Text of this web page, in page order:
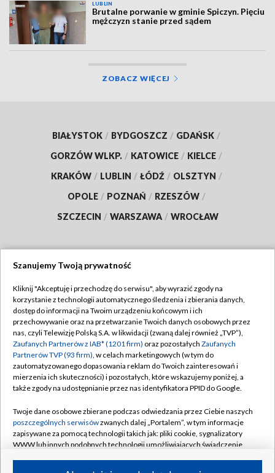
LUBLIN
Brutalne porwanie w gminie Spiczyn. Pięciu
mężczyzn stanie przed sądem
ZOBACZ WIĘCEJ
BIAŁYSTOK / BYDGOSZCZ / GDAŃSK /
GORZÓW WLKP. / KATOWICE / KIELCE /
KRAKÓW / LUBLIN / ŁÓDŹ / OLSZTYN /
OPOLE / POZNAŃ / RZESZÓW /
SZCZECIN / WARSZAWA / WROCŁAW
TVP
Abonament TVP
Emisja w TVP
Centrum informacji TVP
Naziemna Telewizja Cyfrowa
Rada Programowa
System NOS
Informacje o nadawcy
Regulamin TVP
Polityka prywatności
Moje zgody
Pomoc
Kontakt
Kanały
Szanujemy Twoją prywatność
Kliknij "Akceptuję i przechodzę do serwisu", aby wyrazić zgody na
korzystanie z technologii automatycznego śledzenia i zbierania danych,
dostęp do informacji na Twoim urządzeniu końcowym i ich
przechowywanie oraz na przetwarzanie Twoich danych osobowych przez
nas, czyli Telewizję Polską S.A. w likwidacji (zwaną dalej również „TVP”),
Zaufanych Partnerów z IAB* (1201 firm) oraz pozostałych Zaufanych
Partnerów TVP (93 firm), w celach marketingowych (w tym do
zautomatyzowanego dopasowania reklam do Twoich zainteresowań i
mierzenia ich skuteczności) i pozostałych, które wskazujemy poniżej, a
także zgody na udostępnianie przez nas identyfikatora PPID do Google.
Twoje dane osobowe zbierane podczas odwiedzania przez Ciebie naszych
poszczególnych serwisówzwanych dalej „Portalem”, w tym informacje
zapisywane za pomocą technologii takich jak: pliki cookie, sygnalizatory
WWW lub innych podobnych technologii umożliwiających świadczenie